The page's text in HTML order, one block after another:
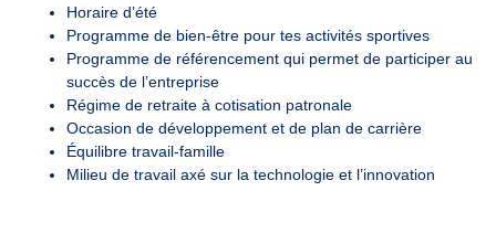
Horaire d’été
Programme de bien-être pour tes activités sportives
Programme de référencement qui permet de participer au
succès de l’entreprise
Régime de retraite à cotisation patronale
Occasion de développement et de plan de carrière
Équilibre travail-famille
Milieu de travail axé sur la technologie et l’innovation